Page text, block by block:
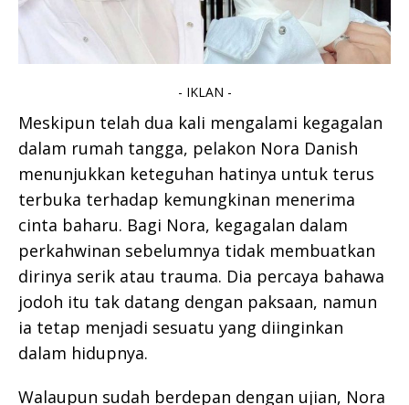
- IKLAN -
Meskipun telah dua kali mengalami kegagalan
dalam rumah tangga, pelakon Nora Danish
menunjukkan keteguhan hatinya untuk terus
terbuka terhadap kemungkinan menerima
cinta baharu. Bagi Nora, kegagalan dalam
perkahwinan sebelumnya tidak membuatkan
dirinya serik atau trauma. Dia percaya bahawa
jodoh itu tak datang dengan paksaan, namun
ia tetap menjadi sesuatu yang diinginkan
dalam hidupnya.
Walaupun sudah berdepan dengan ujian, Nora